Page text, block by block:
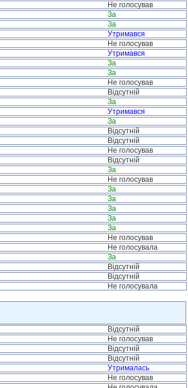
Не голосував
За
За
Утримався
Не голосував
Утримався
За
За
Не голосував
Відсутній
За
Утримався
За
Відсутній
Відсутній
Не голосував
Відсутній
За
Не голосував
За
За
За
За
За
Не голосував
Не голосувала
За
Відсутній
Відсутній
Не голосувала
Відсутній
Не голосував
Відсутній
Відсутній
Утрималась
Не голосував